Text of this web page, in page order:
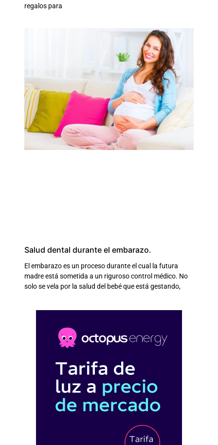
regalos para
Salud dental durante el embarazo.
El embarazo es un proceso durante el cual la futura
madre está sometida a un riguroso control médico. No
solo se vela por la salud del bebé que está gestando,